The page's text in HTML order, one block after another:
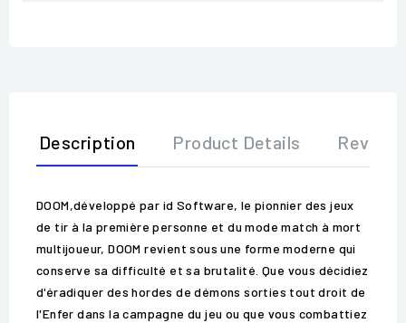
Description Product Details
DOOM,développé par id Software, le pionnier des jeux
de tir à la première personne et du mode match à mort
multijoueur, DOOM revient sous une forme moderne qui
conserve sa difficulté et sa brutalité. Que vous décidiez
d'éradiquer des hordes de démons sorties tout droit de
l'Enfer dans la campagne du jeu ou que vous combattiez